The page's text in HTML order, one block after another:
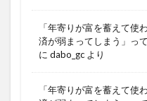
「年寄りが富を蓄えて使
済が弱まってしまう」っ
に dabo_gc より
「年寄りが富を蓄えて使